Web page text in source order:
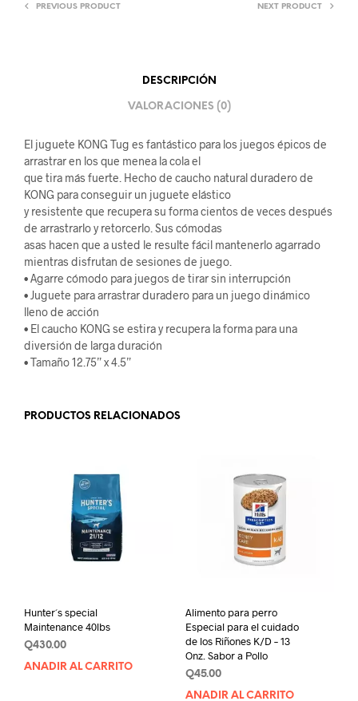
PREVIOUS PRODUCT NEXT PRODUCT
DESCRIPCIÓN
VALORACIONES (0)
El juguete KONG Tug es fantástico para los juegos épicos de
arrastrar en los que menea la cola el
que tira más fuerte. Hecho de caucho natural duradero de
KONG para conseguir un juguete elástico
y resistente que recupera su forma cientos de veces después
de arrastrarlo y retorcerlo. Sus cómodas
asas hacen que a usted le resulte fácil mantenerlo agarrado
mientras disfrutan de sesiones de juego.
• Agarre cómodo para juegos de tirar sin interrupción
• Juguete para arrastrar duradero para un juego dinámico
lleno de acción
• El caucho KONG se estira y recupera la forma para una
diversión de larga duración
• Tamaño 12.75” x 4.5”
PRODUCTOS RELACIONADOS
Hunter´s special
Maintenance 40lbs
Q430.00
AÑADIR AL CARRITO
Alimento para perro
Especial para el cuidado
de los Riñones K/D – 13
Onz. Sabor a Pollo
Q45.00
AÑADIR AL CARRITO